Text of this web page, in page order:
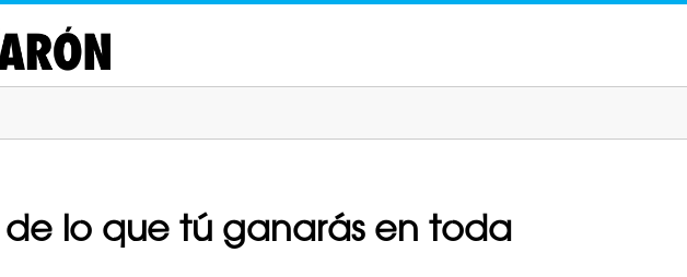
de lo que tú ganarás en toda